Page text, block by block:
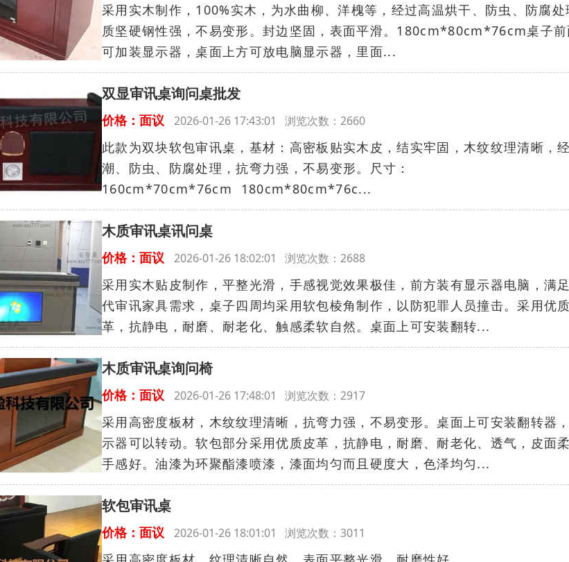
采用实木制作，100%实木，为水曲柳、洋槐等，经过高温烘干、防虫、防腐处
质坚硬钢性强，不易变形。封边坚固，表面平滑。180cm*80cm*76cm桌子
可加装显示器，桌面上方可放电脑显示器，里面...
双显审讯桌询问桌批发
价格：面议 2026-01-26 17:43:01 浏览次数：2660
此款为双块软包审讯桌，基材：高密板贴实木皮，结实牢固，木纹纹理清晰，
潮、防虫、防腐处理，抗弯力强，不易变形。尺寸：
160cm*70cm*76cm 180cm*80cm*76c...
木质审讯桌讯问桌
价格：面议 2026-01-26 18:02:01 浏览次数：2688
采用实木贴皮制作，平整光滑，手感视觉效果极佳，前方装有显示器电脑，满
代审讯家具需求，桌子四周均采用软包棱角制作，以防犯罪人员撞击。采用优
革，抗静电，耐磨、耐老化、触感柔软自然。桌面上可安装翻转...
木质审讯桌询问椅
价格：面议 2026-01-26 17:48:01 浏览次数：2917
采用高密度板材，木纹纹理清晰，抗弯力强，不易变形。桌面上可安装翻转器
示器可以转动。软包部分采用优质皮革，抗静电，耐磨、耐老化、透气，皮面
手感好。油漆为环聚酯漆喷漆，漆面均匀而且硬度大，色泽均匀...
软包审讯桌
价格：面议 2026-01-26 18:01:01 浏览次数：3011